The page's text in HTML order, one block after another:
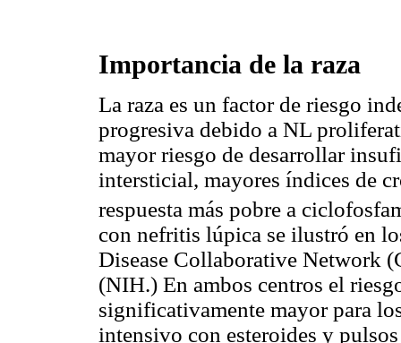
Importancia de la raza
La raza es un factor de riesgo
progresiva debido a NL
mayor riesgo de desarrollar
intersticial, mayores índices de
respuesta más pobre a
con nefritis lúpica se ilustró en
Disease Collaborative Network
(NIH.) En ambos centros el
significativamente mayor para
intensivo con esteroides y